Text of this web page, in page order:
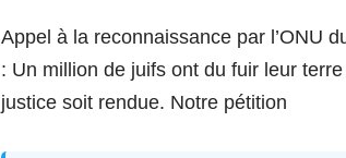
Appel à la reconnaissance par l’ONU
: Un million de juifs ont du fuir leur
justice soit rendue. Notre pétition